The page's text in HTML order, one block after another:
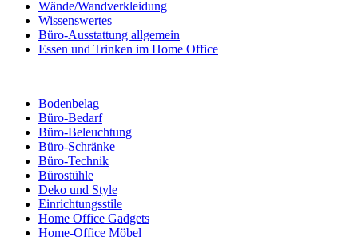
Wände/Wandverkleidung
Wissenswertes
Büro-Ausstattung allgemein
Essen und Trinken im Home Office
Bodenbelag
Büro-Bedarf
Büro-Beleuchtung
Büro-Schränke
Büro-Technik
Bürostühle
Deko und Style
Einrichtungsstile
Home Office Gadgets
Home-Office Möbel